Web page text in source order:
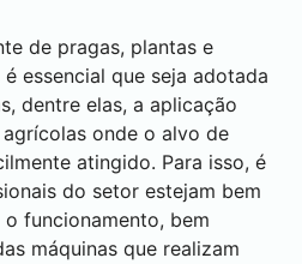
de pragas, plantas e
essencial que seja adotada
dentre elas, a aplicação
onde o alvo de
atingido. Para isso, é
do setor estejam bem
funcionamento, bem
máquinas que realizam